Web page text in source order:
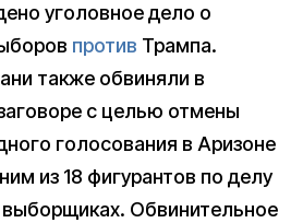
уголовное дело о
против Трампа.
также обвиняли в
с целью отмены
голосования в Аризоне
из 18 фигурантов по делу
Обвинительное